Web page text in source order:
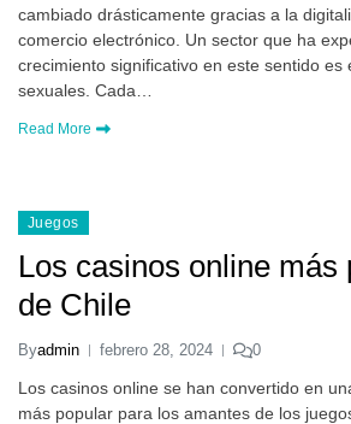
cambiado drásticamente gracias a la
comercio electrónico. Un sector que ha
crecimiento significativo en este sentido es
sexuales. Cada…
Read More
Juegos
Los casinos online más
de Chile
Byadmin febrero 28, 2024 0
Los casinos online se han convertido en
más popular para los amantes de los